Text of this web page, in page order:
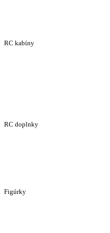
RC kabíny
RC doplnky
Figúrky